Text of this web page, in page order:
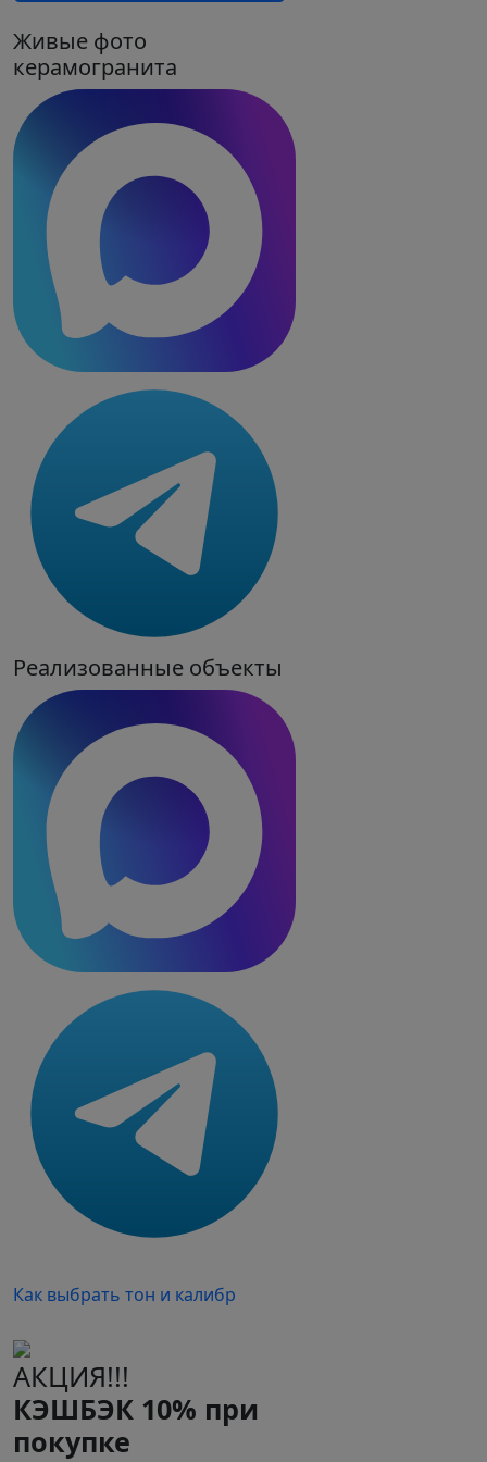
Живые фото
керамогранита
Реализованные объекты
Как выбрать тон и калибр
АКЦИЯ!!!
КЭШБЭК 10% при
покупке